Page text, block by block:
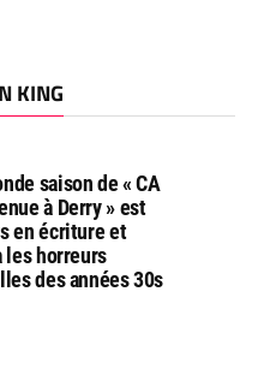
KING
saison de « CA
à Derry » est
en écriture et
les horreurs
des années 30s